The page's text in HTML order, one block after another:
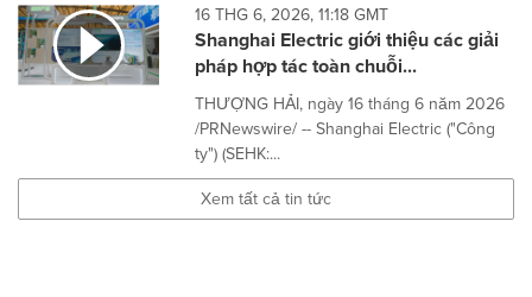
16 THG 6, 2026, 11:18 GMT
Shanghai Electric giới thiệu các giải
pháp hợp tác toàn chuỗi...
THƯỢNG HẢI, ngày 16 tháng 6 năm 2026
/PRNewswire/ -- Shanghai Electric ("Công
ty") (SEHK:...
Xem tất cả tin tức